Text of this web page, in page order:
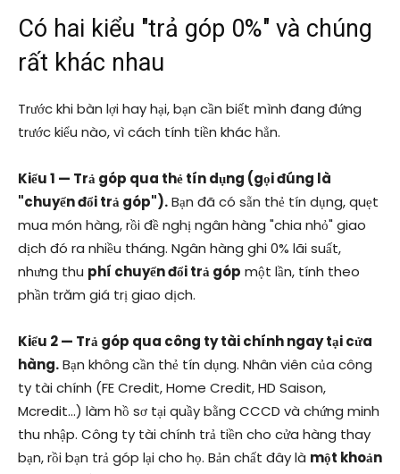
Có hai kiểu "trả góp 0%" và chúng
rất khác nhau
Trước khi bàn lợi hay hại, bạn cần biết mình đang đứng
trước kiểu nào, vì cách tính tiền khác hẳn.
Kiểu 1 — Trả góp qua thẻ tín dụng (gọi đúng là
"chuyển đổi trả góp").Bạn đã có sẵn thẻ tín dụng, quẹt
mua món hàng, rồi đề nghị ngân hàng "chia nhỏ" giao
dịch đó ra nhiều tháng. Ngân hàng ghi 0% lãi suất,
nhưng thu phí chuyển đổi trả góp một lần, tính theo
phần trăm giá trị giao dịch.
Kiểu 2 — Trả góp qua công ty tài chính ngay tại cửa
hàng.Bạn không cần thẻ tín dụng. Nhân viên của công
ty tài chính (FE Credit, Home Credit, HD Saison,
Mcredit…) làm hồ sơ tại quầy bằng CCCD và chứng minh
thu nhập. Công ty tài chính trả tiền cho cửa hàng thay
bạn, rồi bạn trả góp lại cho họ. Bản chất đây là một khoản